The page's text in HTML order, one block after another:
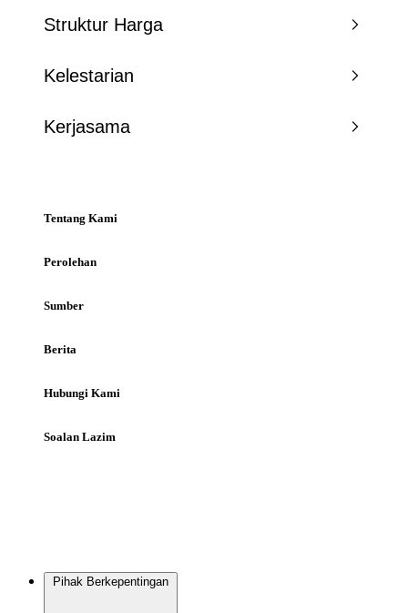
Struktur Harga
Kelestarian
Kerjasama
Tentang Kami
Perolehan
Sumber
Berita
Hubungi Kami
Soalan Lazim
Pihak Berkepentingan